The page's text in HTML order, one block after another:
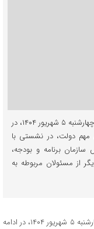
به گزارش حبر نیمروز، «مسعود پزشکیان» ظهر امروز چهارشنبه ۵ شهریور ۱۴۰۴، در
مهم دولت، در نشستی با
برنامه و بودجه،
از مسئولان مربوطه به
» ظهر امروز چهارشنبه ۵ شهریور ۱۴۰۴، در ادامه